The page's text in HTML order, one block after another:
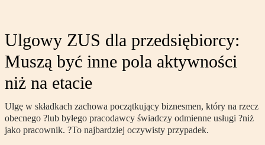
Ulgowy ZUS dla przedsiębiorcy:
Muszą być inne pola aktywności
niż na etacie
Ulgę w składkach zachowa początkujący biznesmen, który na rzecz
obecnego ?lub byłego pracodawcy świadczy odmienne usługi ?niż
jako pracownik. ?To najbardziej oczywisty przypadek.